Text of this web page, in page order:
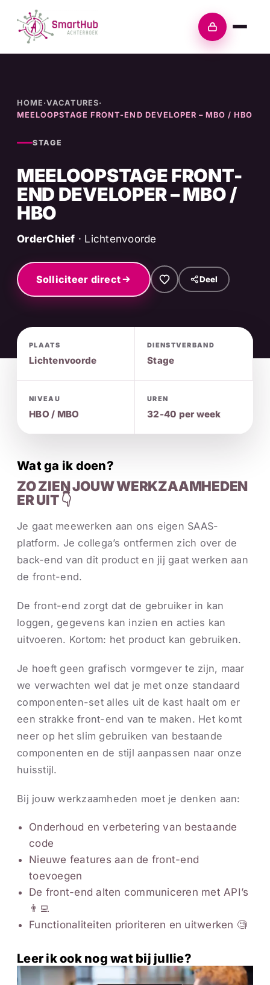
content
Inloggen
HOME ·VACATURES·
MEELOOPSTAGE FRONT-END DEVELOPER – MBO / HBO
STAGE
MEELOOPSTAGE FRONT-
END DEVELOPER – MBO /
HBO
OrderChief · Lichtenvoorde
Solliciteer direct Deel
PLAATS
Lichtenvoorde
DIENSTVERBAND
Stage
NIVEAU
HBO / MBO
UREN
32-40 per week
Wat ga ik doen?
ZO ZIEN JOUW WERKZAAMHEDEN
ER UIT 👇
Je gaat meewerken aan ons eigen SAAS-
platform. Je collega’s ontfermen zich over de
back-end van dit product en jij gaat werken aan
de front-end.
De front-end zorgt dat de gebruiker in kan
loggen, gegevens kan inzien en acties kan
uitvoeren. Kortom: het product kan gebruiken.
Je hoeft geen grafisch vormgever te zijn, maar
we verwachten wel dat je met onze standaard
componenten-set alles uit de kast haalt om er
een strakke front-end van te maken. Het komt
neer op het slim gebruiken van bestaande
componenten en de stijl aanpassen naar onze
huisstijl.
Bij jouw werkzaamheden moet je denken aan:
Onderhoud en verbetering van bestaande
code
Nieuwe features aan de front-end
toevoegen
De front-end alten communiceren met API’s
👨‍💻
Functionaliteiten prioriteren en uitwerken 🧐
Leer ik ook nog wat bij jullie?